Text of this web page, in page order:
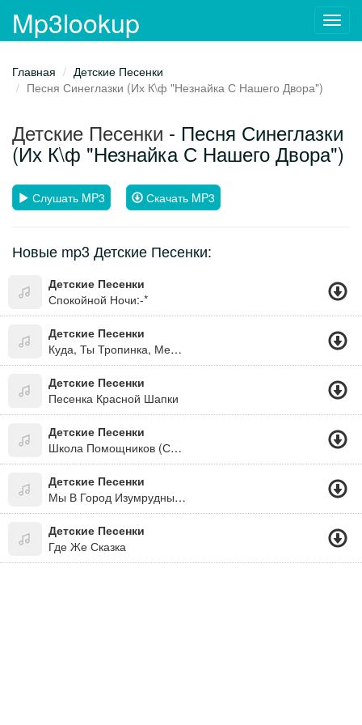
Mp3lookup
Главная
Детские Песенки
Песня Синеглазки (Их К\ф "Незнайка С Нашего Двора")
Детские Песенки - Песня Синеглазки
(Их К\ф "Незнайка С Нашего Двора")
Слушать MP3 Скачать MP3
Новые mp3 Детские Песенки:
Детские Песенки
Спокойной Ночи:-*
Детские Песенки
Куда, Ты Тропинка, Меня Привела ?
Детские Песенки
Песенка Красной Шапки
Детские Песенки
Школа Помощников (Сто Улыбок)
Детские Песенки
Мы В Город Изумрудный Идём Дорогой Трудной...
Детские Песенки
Где Же Сказка